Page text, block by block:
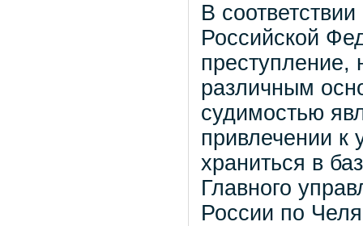
В
Российской
преступление,
различным
судимостью
привлечении к
храниться в
Главного
России по